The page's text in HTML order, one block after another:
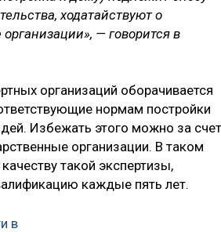
ходатайствуют о
— говорится в
организаций оборачивается
нормам постройки
Избежать этого можно за счет
организации. В таком
такой экспертизы,
каждые пять лет.
в